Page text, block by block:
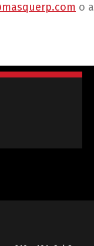
o